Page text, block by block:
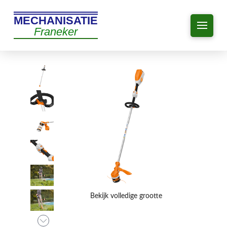
MECHANISATIE
Franeker
Bekijk volledige grootte